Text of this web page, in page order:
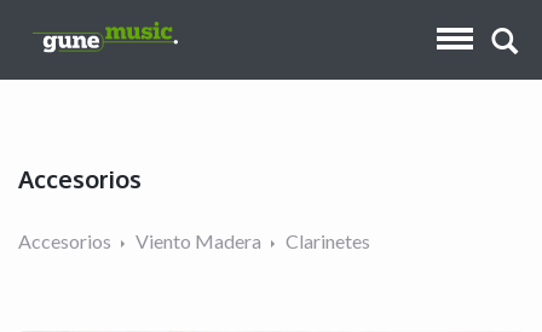
Accesorios
Accesorios Viento Madera Clarinetes